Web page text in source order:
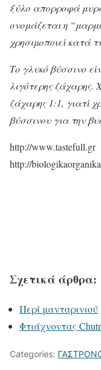
ξύλο απορροφά
ονομάζεται η
χρησιμοποιεί κατά
Το γλυκό βύσσινο
λιγότερης
ζάχαρης 1:1, γιατί
βύσσινου για την
http://www.tastefull.gr
http://
Σχετικά άρθρα:
Περί μανταρινιού
Φτιάχνοντας
Categories: